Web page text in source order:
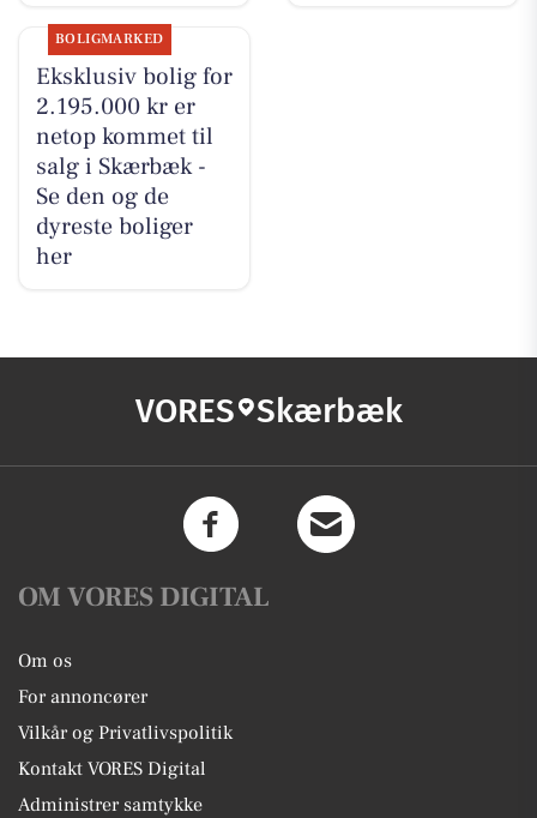
BOLIGMARKED
Eksklusiv bolig for
2.195.000 kr er
netop kommet til
salg i Skærbæk -
Se den og de
dyreste boliger
her
VORES Skærbæk
OM VORES DIGITAL
Om os
For annoncører
Vilkår og Privatlivspolitik
Kontakt VORES Digital
Administrer samtykke